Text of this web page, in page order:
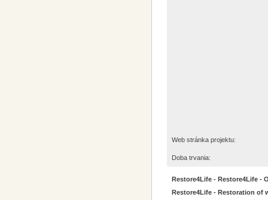
Web stránka projektu:
Doba trvania:
Restore4Life - Restore4Life -
Restore4Life - Restoration of